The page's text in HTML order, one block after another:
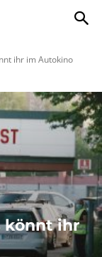
ihr im Autokino
könnt ihr